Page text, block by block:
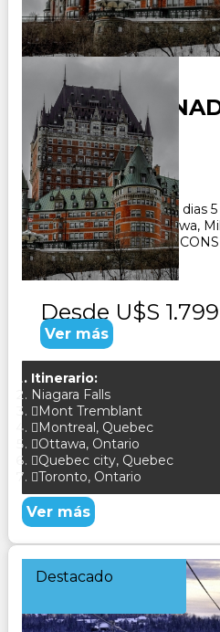
CAMINO
Duración:
6Días5Noches
Paquete Turistico de 6 dias
Montreal, Queec, Ottowa,
Cataratas del Niagara.
Desde U$S 1.799
Ver más
Itinerario:
Niagara Falls
Mont Tremblant
Montreal, Quebec
Ottawa, Ontario
Quebec city, Quebec
Toronto, Ontario
Ver más
Destacado